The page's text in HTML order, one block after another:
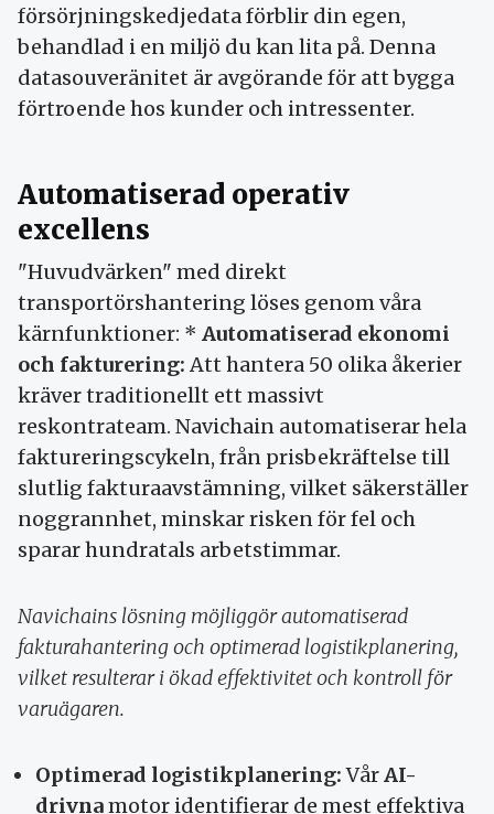
försörjningskedjedata förblir din egen,
behandlad i en miljö du kan lita på. Denna
datasouveränitet är avgörande för att bygga
förtroende hos kunder och intressenter.
Automatiserad operativ
excellens
"Huvudvärken" med direkt
transportörshantering löses genom våra
kärnfunktioner: * Automatiserad ekonomi
och fakturering:Att hantera 50 olika åkerier
kräver traditionellt ett massivt
reskontrateam. Navichain automatiserar hela
faktureringscykeln, från prisbekräftelse till
slutlig fakturaavstämning, vilket säkerställer
noggrannhet, minskar risken för fel och
sparar hundratals arbetstimmar.
Navichains lösning möjliggör automatiserad
fakturahantering och optimerad logistikplanering,
vilket resulterar i ökad effektivitet och kontroll för
varuägaren.
Optimerad logistikplanering:VårAI-
drivnamotor identifierar de mest effektiva